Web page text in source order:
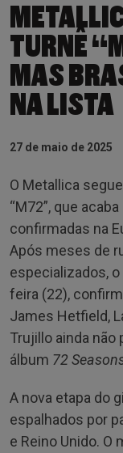
TURNÊ
MAS
NA LISTA
27 de maio de 2025
O Metallica
“M72”, que
confirmadas na
Após meses de
especializados,
feira (22),
James Hetfield,
Trujillo ainda não
álbum 72
A nova etapa do
espalhados por
e Reino Unido. O